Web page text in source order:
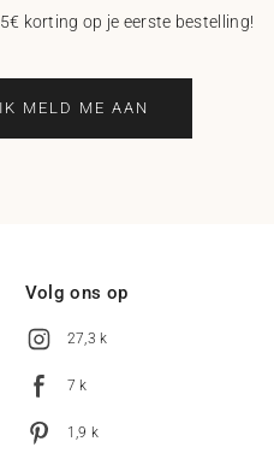
korting op je eerste bestelling!
IK MELD ME AAN
Volg ons op
27,3 k
7 k
1,9 k